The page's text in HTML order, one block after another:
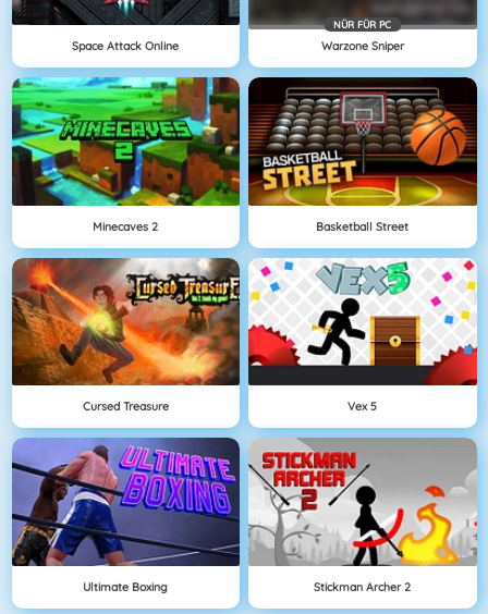
Space Attack Online
NÜR FÜR PC
Warzone Sniper
Minecaves 2 Basketball Street
Cursed Treasure Vex 5
Ultimate Boxing Stickman Archer 2